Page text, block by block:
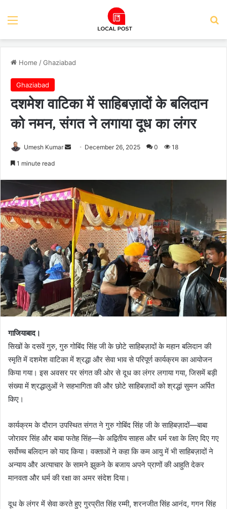
Menu
Home /Ghaziabad
Ghaziabad
दशमेश वाटिका में साहिबज़ादों के बलिदान
को नमन, संगत ने लगाया दूध का लंगर
Umesh Kumar
Send December 26, 2025 0 18
1 minute read
गाजियाबाद।
सिखों के दसवें गुरु, गुरु गोबिंद सिंह जी के छोटे साहिबज़ादों के महान बलिदान की
स्मृति में दशमेश वाटिका में श्रद्धा और सेवा भाव से परिपूर्ण कार्यक्रम का आयोजन
किया गया। इस अवसर पर संगत की ओर से दूध का लंगर लगाया गया, जिसमें बड़ी
संख्या में श्रद्धालुओं ने सहभागिता की और छोटे साहिबज़ादों को श्रद्धां सुमन अर्पित
किए।
कार्यक्रम के दौरान उपस्थित संगत ने गुरु गोबिंद सिंह जी के साहिबज़ादों—बाबा
जोरावर सिंह और बाबा फतेह सिंह—के अद्वितीय साहस और धर्म रक्षा के लिए दिए गए
सर्वोच्च बलिदान को याद किया। वक्ताओं ने कहा कि कम आयु में भी साहिबज़ादों ने
अन्याय और अत्याचार के सामने झुकने के बजाय अपने प्राणों की आहुति देकर
मानवता और धर्म की रक्षा का अमर संदेश दिया।
दूध के लंगर में सेवा करते हुए गुरप्रीत सिंह रम्मी, शरनजीत सिंह आनंद, गगन सिंह